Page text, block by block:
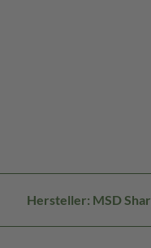
Hersteller: MSD